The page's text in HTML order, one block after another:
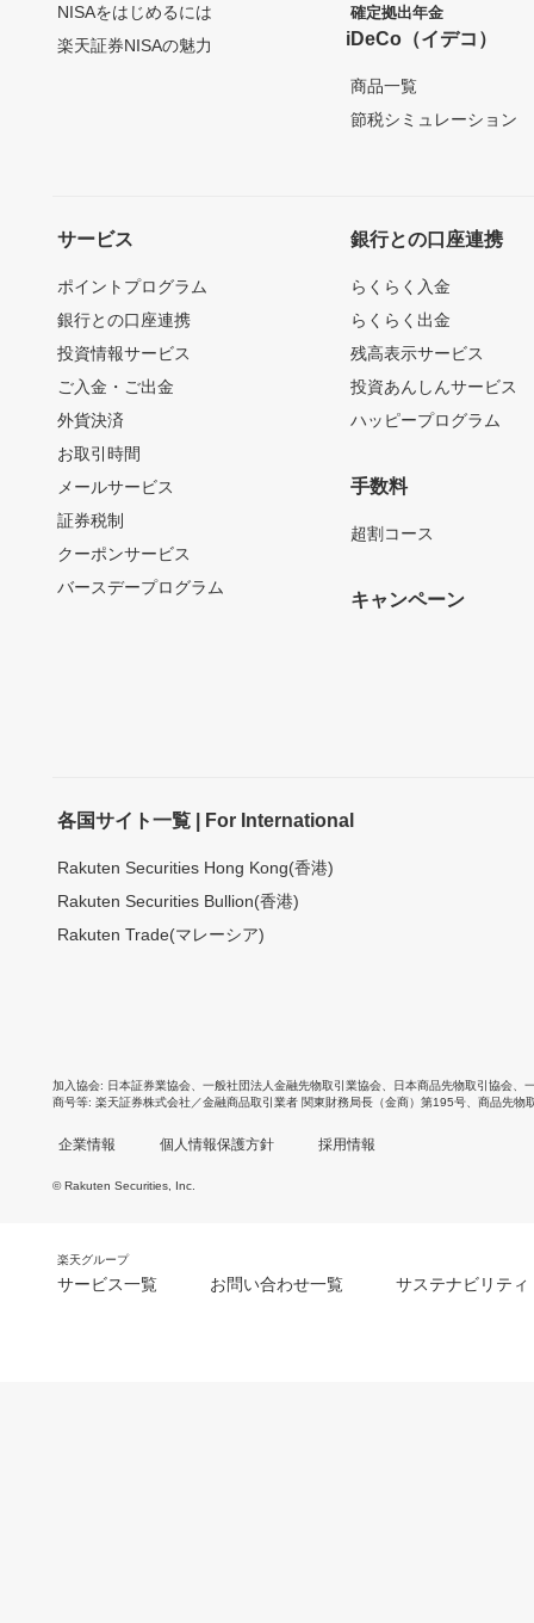
NISAをはじめるには
楽天証券NISAの魅力
確定拠出年金
iDeCo（イデコ）
商品一覧
節税シミュレーション
サービス
ポイントプログラム
銀行との口座連携
投資情報サービス
ご入金・ご出金
外貨決済
お取引時間
メールサービス
証券税制
クーポンサービス
バースデープログラム
銀行との口座連携
らくらく入金
らくらく出金
残高表示サービス
投資あんしんサービス
ハッピープログラム
手数料
超割コース
キャンペーン
各国サイト一覧 | For International
Rakuten Securities Hong Kong(香港)
Rakuten Securities Bullion(香港)
Rakuten Trade(マレーシア)
加入協会 日本証券業協会 一般社団法人金融先物取引業協会 日本商品先物取引協会
商号等 楽天証券株式会社／金融商品取引業者 関東財務局長（金商）第195号、商品先物
企業情報 個人情報保護方針 採用情報
© Rakuten Securities, Inc.
楽天グループ
サービス一覧 お問い合わせ一覧 サステナビリティ